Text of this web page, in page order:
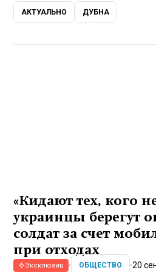
АКТУАЛЬНО ДУБНА
«Кидают тех, кого
украинцы берегут
солдат за счет
при отходах
Эксклюзив ОБЩЕСТВО 20